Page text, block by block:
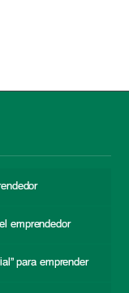
emprendedor
para emprender